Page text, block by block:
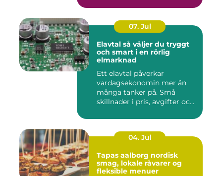
07. Jul
Elavtal så väljer du tryggt
och smart i en rörlig
elmarknad
Ett elavtal påverkar
vardagsekonomin mer än
många tänker på. Små
skillnader i pris, avgifter och
04. Jul
Tapas aalborg nordisk
smag, lokale råvarer og
fleksible menuer